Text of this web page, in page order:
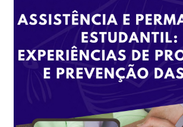
Checkout
Conselho Editorial
Demanda contínua